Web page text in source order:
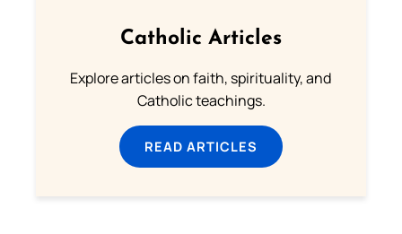
Catholic Articles
Explore articles on faith, spirituality, and
Catholic teachings.
READ ARTICLES